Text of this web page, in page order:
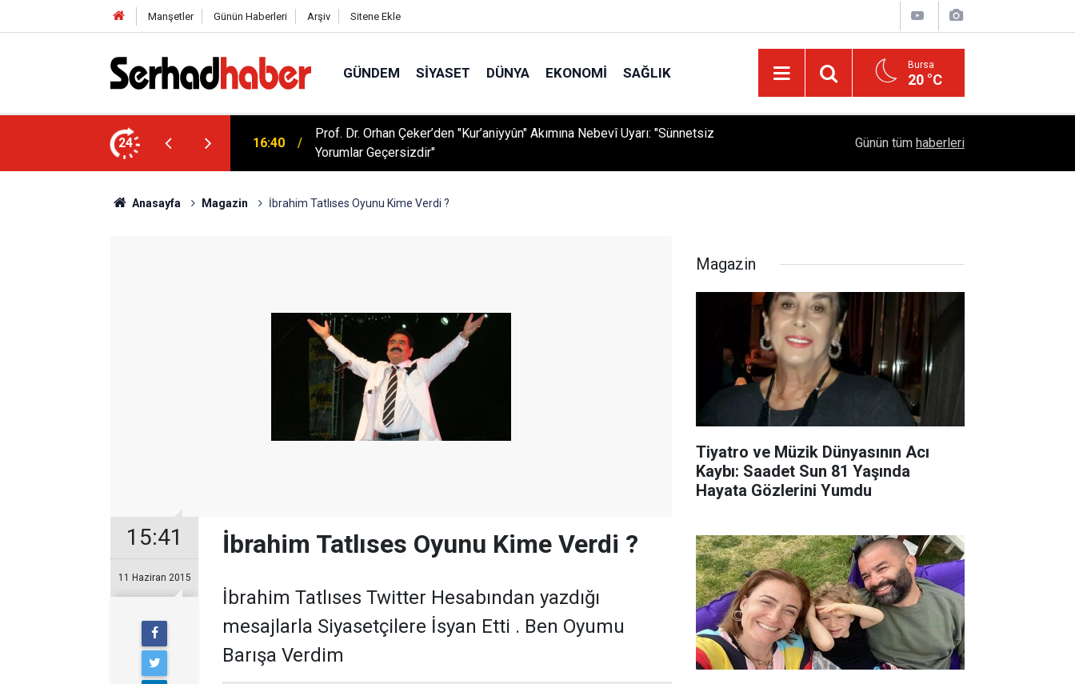
Manşetler Günün Haberleri Arşiv Sitene Ekle
GÜNDEM SIYASET DÜNYA EKONOMI SAĞLIK Bursa
20 °C
24
Kur'an Evlilikte Nasıl Bir Model
16:40
Prof. Dr. Orhan Çeker’den "Kur’aniyyûn" Akımına Nebevî Uyarı: "Sünnetsiz
Yorumlar Geçersizdir"
Sağlıklı Beslenmede Yeni Trend: Düşük
Günün tüm haberleri
Anasayfa Magazin İbrahim Tatlıses Oyunu Kime Verdi ?
15:41
11 Haziran 2015
İbrahim Tatlıses Oyunu Kime Verdi ?
İbrahim Tatlıses Twitter Hesabından yazdığı
mesajlarla Siyasetçilere İsyan Etti . Ben Oyumu
Barışa Verdim
Magazin
Tiyatro ve Müzik Dünyasının Acı
Kaybı: Saadet Sun 81 Yaşında
Hayata Gözlerini Yumdu